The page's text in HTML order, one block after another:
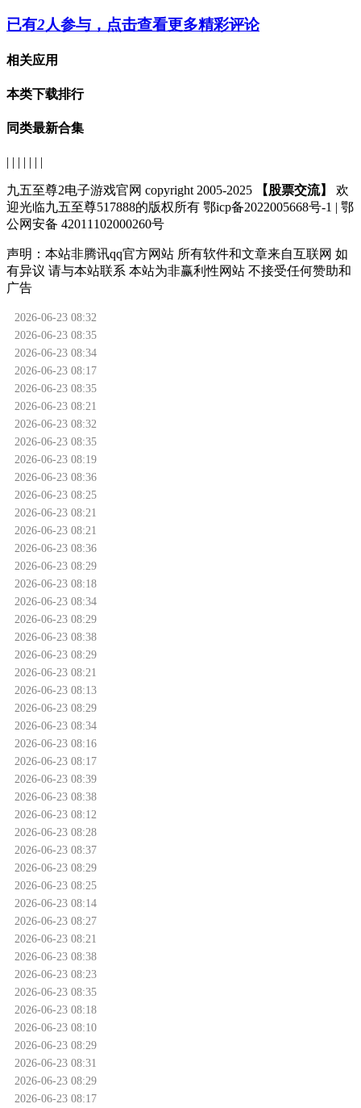
已有2人参与，点击查看更多精彩评论
相关应用
本类下载排行
同类最新合集
| | | | | | |
九五至尊2电子游戏官网 copyright 2005-2025 【股票交流】
欢
迎光临九五至尊517888的版权所有 鄂icp备2022005668号-1 | 鄂
公网安备 42011102000260号
声明： 本站非腾讯qq官方网站 所有软件和文章来自互联网 如
有异议 请与本站联系 本站为非赢利性网站 不接受任何赞助和
广告
2026-06-23 08:32
2026-06-23 08:35
2026-06-23 08:34
2026-06-23 08:17
2026-06-23 08:35
2026-06-23 08:21
2026-06-23 08:32
2026-06-23 08:35
2026-06-23 08:19
2026-06-23 08:36
2026-06-23 08:25
2026-06-23 08:21
2026-06-23 08:21
2026-06-23 08:36
2026-06-23 08:29
2026-06-23 08:18
2026-06-23 08:34
2026-06-23 08:29
2026-06-23 08:38
2026-06-23 08:29
2026-06-23 08:21
2026-06-23 08:13
2026-06-23 08:29
2026-06-23 08:34
2026-06-23 08:16
2026-06-23 08:17
2026-06-23 08:39
2026-06-23 08:38
2026-06-23 08:12
2026-06-23 08:28
2026-06-23 08:37
2026-06-23 08:29
2026-06-23 08:25
2026-06-23 08:14
2026-06-23 08:27
2026-06-23 08:21
2026-06-23 08:38
2026-06-23 08:23
2026-06-23 08:35
2026-06-23 08:18
2026-06-23 08:10
2026-06-23 08:29
2026-06-23 08:31
2026-06-23 08:29
2026-06-23 08:17